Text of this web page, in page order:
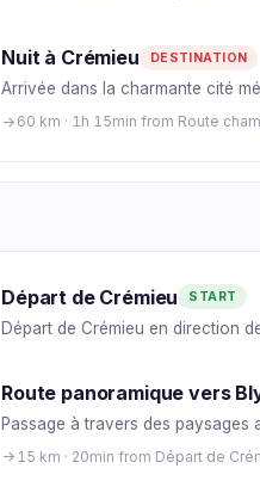
Nuit à Crémieu DESTINATION
Arrivée dans la charmante cité
60 km · 1h 15min from Route
Départ de Crémieu START
Départ de Crémieu en direction
Route panoramique vers
Passage à travers des paysages
15 km · 20min from Départ de